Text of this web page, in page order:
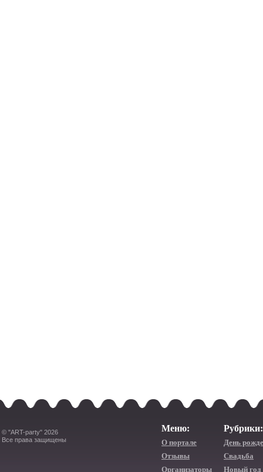
© "ART-party" 2026
Все права защищены
Меню:
О портале
Отзывы
Организаторы
Рубрики:
День
Свадьба
Новый год